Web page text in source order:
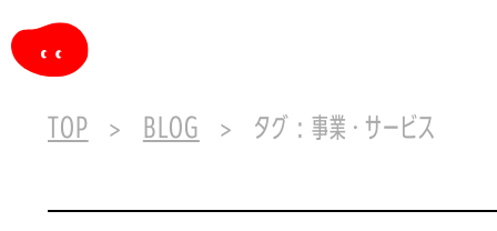
TOP BLOG タグ : 事業・サービス